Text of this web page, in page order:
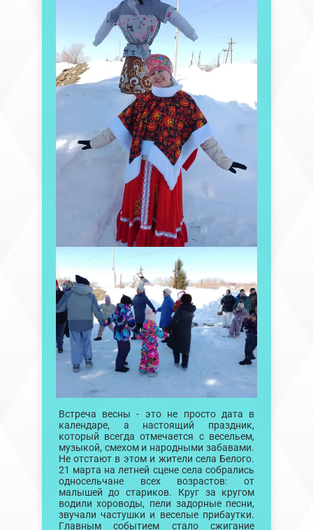
Встреча весны - это не просто дата в
календаре, а настоящий праздник,
который всегда отмечается с весельем,
музыкой, смехом и народными забавами.
Не отстают в этом и жители села Белого.
21 марта на летней сцене села собрались
односельчане всех возрастов: от
малышей до стариков. Круг за кругом
водили хороводы, пели задорные песни,
звучали частушки и веселые прибаутки.
Главным событием стало сжигание